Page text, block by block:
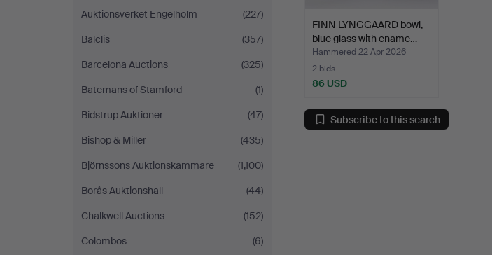
Auktionsverket Engelholm
(227)
Balclis
(357)
Barcelona Auctions
(325)
Batemans of Stamford
(1)
Bidstrup Auktioner
(47)
Bishop & Miller
(435)
Björnssons Auktionskammare
(1,100)
Borås Auktionshall
(44)
Chalkwell Auctions
(152)
Colombos
(6)
FINN LYNGGAARD bowl,
blue glass with ename…
Hammered 22 Apr 2026
2 bids
86 USD
Subscribe to this search